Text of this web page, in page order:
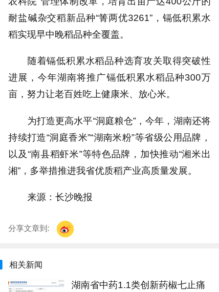
耐盐碱杂交稻新品种“箐两优3261”，镉低积累水
稻实现早中晚稻品种全覆盖。
随着镉低积累水稻品种选育攻关取得突破性
进展，今年湖南将推广镉低积累水稻品种300万
亩，努力让老百姓吃上健康米、放心米。
为打造更高水平“洞庭粮仓”，今年，湖南还将
持续打造“洞庭香米”“湖南米粉”等省级公用品牌，
以及“南县稻虾米”等特色品牌，加快推动“湘米出
湘”，多举措推进我省优质稻产业高质量发展。
来源：长沙晚报
分享文章到:
相关新闻
湖南省中药1.1类创新药椒七止痛